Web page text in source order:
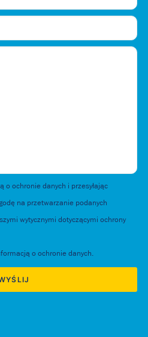
o ochronie danych i przesyłając
na przetwarzanie podanych
wytycznymi dotyczącymi ochrony
o ochronie danych.